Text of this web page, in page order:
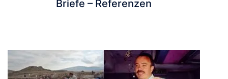
Briefe – Referenzen